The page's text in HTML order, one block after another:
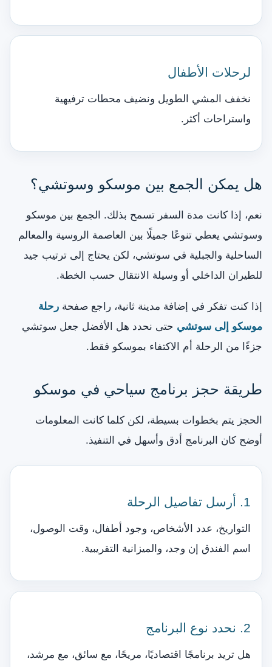
لرحلات الأطفال
نخفف المشي الطويل ونضيف محطات ترفيهية
واستراحات أكثر.
هل يمكن الجمع بين موسكو وسوتشي؟
نعم، إذا كانت مدة السفر تسمح بذلك. الجمع بين موسكو
وسوتشي يعطي تنوعًا جميلًا بين العاصمة الروسية والمعالم
الساحلية والجبلية في سوتشي، لكن يحتاج إلى ترتيب جيد
للطيران الداخلي أو وسيلة الانتقال حسب الخطة.
إذا كنت تفكر في إضافة مدينة ثانية، راجع صفحة رحلة
موسكو إلى سوتشي حتى نحدد هل الأفضل جعل سوتشي
جزءًا من الرحلة أم الاكتفاء بموسكو فقط.
طريقة حجز برنامج سياحي في موسكو
الحجز يتم بخطوات بسيطة، لكن كلما كانت المعلومات
أوضح كان البرنامج أدق وأسهل في التنفيذ.
1. أرسل تفاصيل الرحلة
التواريخ، عدد الأشخاص، وجود أطفال، وقت الوصول،
اسم الفندق إن وجد، والميزانية التقريبية.
2. نحدد نوع البرنامج
هل تريد برنامجًا اقتصاديًا، مريحًا، مع سائق، مع مرشد،